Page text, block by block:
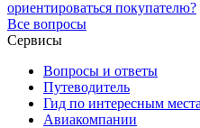
ориентироваться покупателю?
Все вопросы
Сервисы
Вопросы и ответы
Путеводитель
Гид по интересным
Авиакомпании